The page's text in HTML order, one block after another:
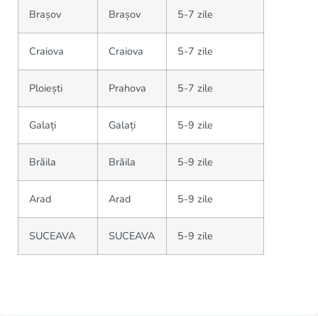
Brașov Brașov 5-7 zile
Craiova Craiova 5-7 zile
Ploiești Prahova 5-7 zile
Galați Galați 5-9 zile
Brăila Brăila 5-9 zile
Arad Arad 5-9 zile
SUCEAVA SUCEAVA 5-9 zile